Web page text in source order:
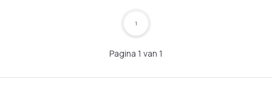
Pagina 1 van 1
1